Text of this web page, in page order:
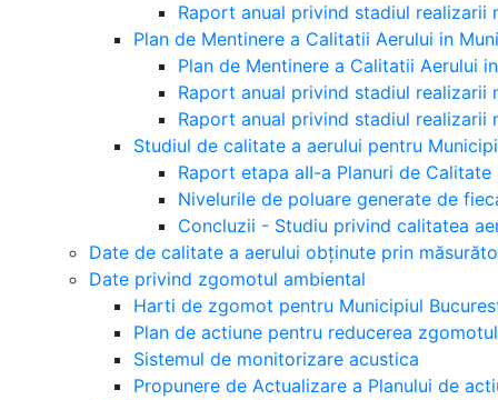
Raport anual privind stadiul realizarii
Plan de Mentinere a Calitatii Aerului in
Plan de Mentinere a Calitatii Aerului
Raport anual privind stadiul realizarii
Raport anual privind stadiul realizarii
Studiul de calitate a aerului pentru
Raport etapa aII-a Planuri de
Nivelurile de poluare generate de
Concluzii - Studiu privind calitatea
Date de calitate a aerului obținute prin
Date privind zgomotul ambiental
Harti de zgomot pentru Municipiul
Plan de actiune pentru reducerea
Sistemul de monitorizare acustica
Propunere de Actualizare a Planului de